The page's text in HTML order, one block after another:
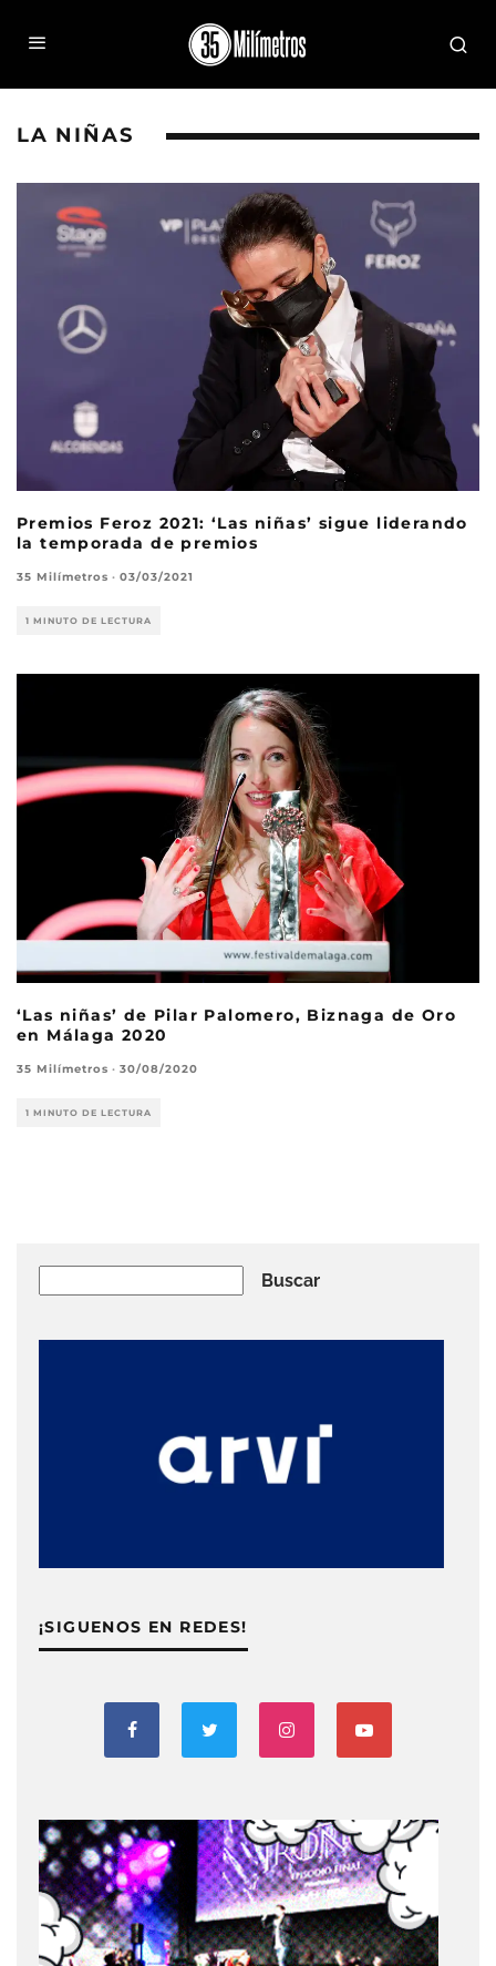
LA NIÑAS
Premios Feroz 2021: ‘Las niñas’ sigue liderando
la temporada de premios
35 Milímetros · 03/03/2021
1 MINUTO DE LECTURA
‘Las niñas’ de Pilar Palomero, Biznaga de Oro
en Málaga 2020
35 Milímetros · 30/08/2020
1 MINUTO DE LECTURA
Buscar
¡SIGUENOS EN REDES!